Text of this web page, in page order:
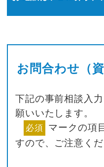
お問合わせ（
下記の事前相談入
願いいたします。
必須 マークの項
すので、 ご注意くだ